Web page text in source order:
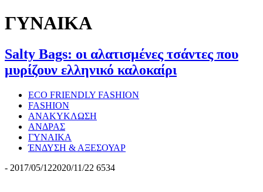
ΓΥΝΑΙΚΑ
Salty Bags: οι αλατισμένες τσάντες που
μυρίζουν ελληνικό καλοκαίρι
ECO FRIENDLY FASHION
FASHION
ΑΝΑΚΥΚΛΩΣΗ
ΑΝΔΡΑΣ
ΓΥΝΑΙΚΑ
ΈΝΔΥΣΗ & ΑΞΕΣΟΥΑΡ
- 2017/05/122020/11/22 6534